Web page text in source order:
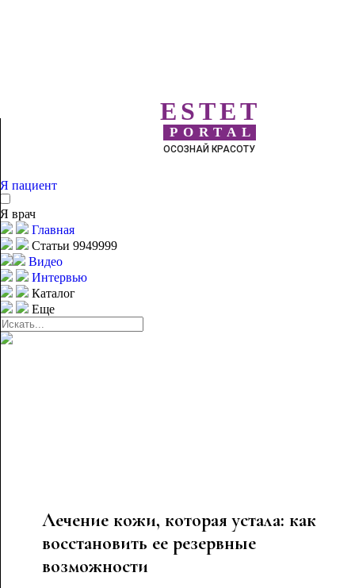
ESTET
PORTAL
ОСОЗНАЙ КРАСОТУ
Я пациент
Я врач
Главная
Статьи 9949999
Видео
Интервью
Каталог
Еще
Лечение кожи, которая устала: как
восстановить ее резервные
возможности